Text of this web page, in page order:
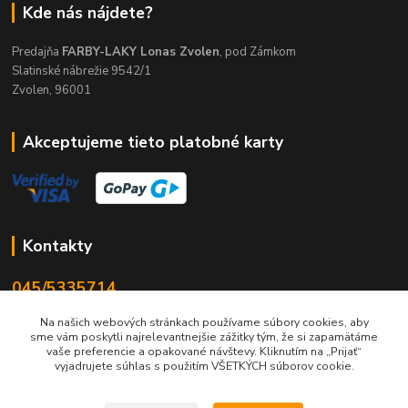
Kde nás nájdete?
Predajňa FARBY-LAKY Lonas Zvolen, pod Zámkom
Slatinské nábrežie 9542/1
Zvolen, 96001
Akceptujeme tieto platobné karty
Kontakty
045/5335714
info@lonas.sk
Na našich webových stránkach používame súbory cookies, aby
sme vám poskytli najrelevantnejšie zážitky tým, že si zapamätáme
vaše preferencie a opakované návštevy. Kliknutím na „Prijať“
vyjadrujete súhlas s použitím VŠETKÝCH súborov cookie.